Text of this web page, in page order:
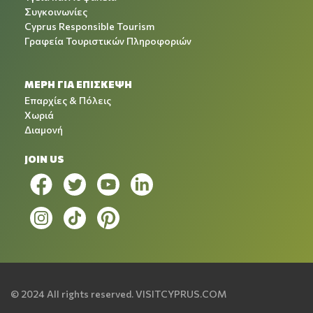
Συγκοινωνίες
Cyprus Responsible Tourism
Γραφεία Τουριστικών Πληροφοριών
ΜΕΡΗ ΓΙΑ ΕΠΙΣΚΕΨΗ
Επαρχίες & Πόλεις
Χωριά
Διαμονή
JOIN US
© 2024 All rights reserved.VISITCYPRUS.COM